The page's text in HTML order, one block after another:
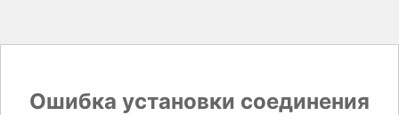
Ошибка установки соединения